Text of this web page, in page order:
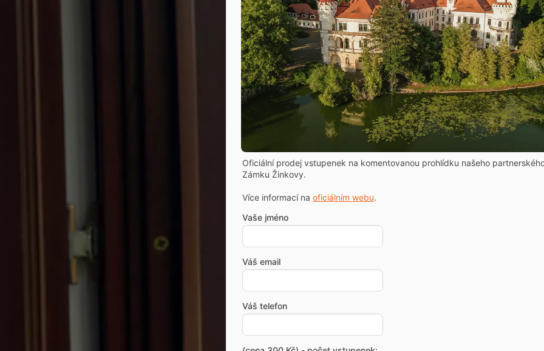
Oficiální prodej vstupenek na komentovanou prohlídku našeho
Zámku Žinkovy.
Více informací na oficiálním webu.
Vaše jméno
Váš email
Váš telefon